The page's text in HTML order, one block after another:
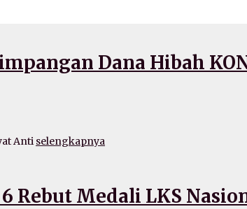
Dana Hibah
Anti selengkapnya
Rebut Medali LKS